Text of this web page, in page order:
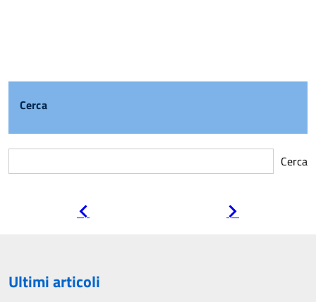
Cerca
Cerca
Ultimi articoli